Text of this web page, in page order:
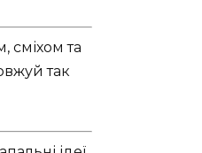
сміхом та
так